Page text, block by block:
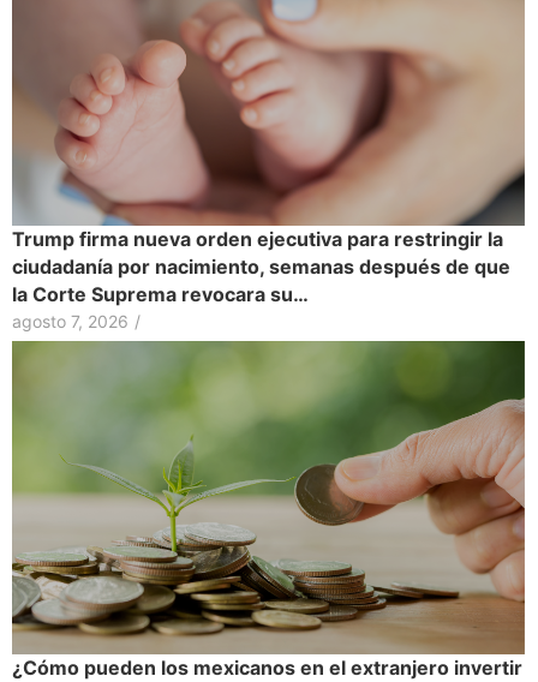
Trump firma nueva orden ejecutiva para restringir la
ciudadanía por nacimiento, semanas después de que
la Corte Suprema revocara su…
agosto 7, 2026 /
¿Cómo pueden los mexicanos en el extranjero invertir